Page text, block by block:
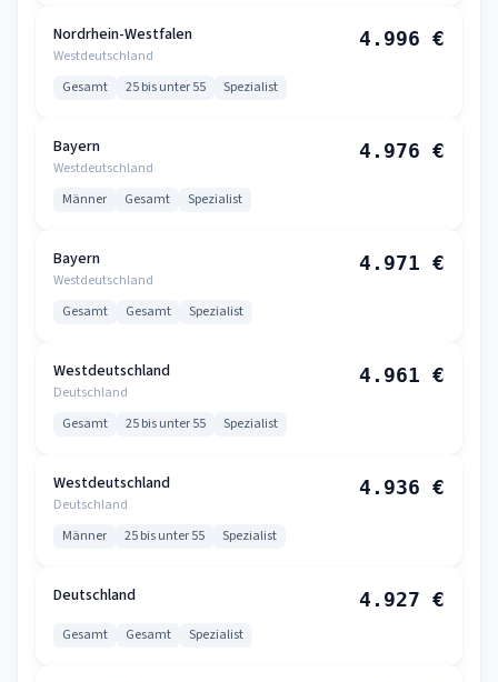
Nordrhein-Westfalen
Westdeutschland
4.996 €
Gesamt 25 bis unter 55 Spezialist
Bayern
Westdeutschland
4.976 €
Männer Gesamt Spezialist
Bayern
Westdeutschland
4.971 €
Gesamt Gesamt Spezialist
Westdeutschland
Deutschland
4.961 €
Gesamt 25 bis unter 55 Spezialist
Westdeutschland
Deutschland
4.936 €
Männer 25 bis unter 55 Spezialist
Deutschland 4.927 €
Gesamt Gesamt Spezialist